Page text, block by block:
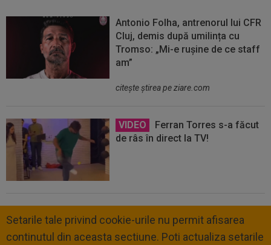
Antonio Folha, antrenorul lui CFR
Cluj, demis după umilința cu
Tromso: „Mi-e rușine de ce staff
am”
citeşte ştirea pe ziare.com
VIDEO
Ferran Torres s-a făcut
de râs în direct la TV!
Setarile tale privind cookie-urile nu permit afisarea
continutul din aceasta sectiune. Poti actualiza setarile